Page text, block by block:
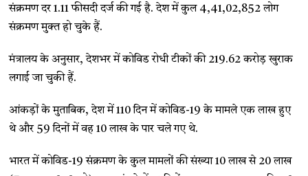
संक्रमण दर 1.11 फीसदी दर्ज की गई है. देश में कुल 4,41,02,852 लोग
संक्रमण मुक्त हो चुके हैं.
मंत्रालय के अनुसार, देशभर में कोविड रोधी टीकों की 219.62 करोड़ खुराक
लगाई जा चुकी हैं.
आंकड़ों के मुताबिक, देश में 110 दिन में कोविड-19 के मामले एक लाख हुए
थे और 59 दिनों में वह 10 लाख के पार चले गए थे.
भारत में कोविड-19 संक्रमण के कुल मामलों की संख्या 10 लाख से 20 लाख